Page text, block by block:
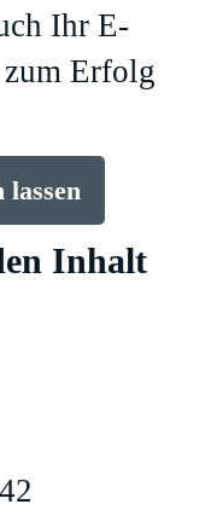
Ihr E-
Erfolg
lassen
Inhalt